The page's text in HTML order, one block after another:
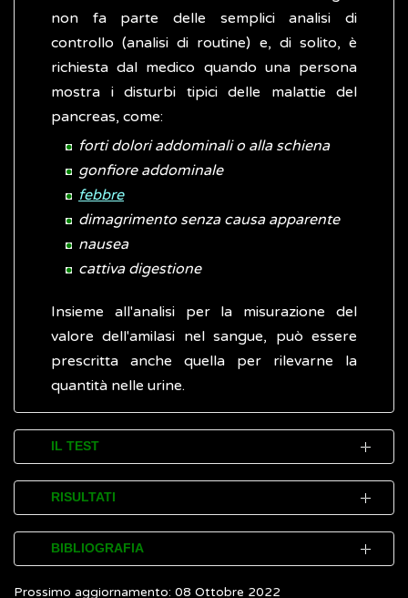
non fa parte delle semplici analisi di
controllo (analisi di routine) e, di solito, è
richiesta dal medico quando una persona
mostra i disturbi tipici delle malattie del
pancreas, come:
forti dolori addominali o alla schiena
gonfiore addominale
febbre
dimagrimento senza causa apparente
nausea
cattiva digestione
Insieme all'analisi per la misurazione del
valore dell'amilasi nel sangue, può essere
prescritta anche quella per rilevarne la
quantità nelle urine.
IL TEST
L'amilasi si misura attraverso un esame del
sangue e delle urine.
La misurazione della quantità di amilasi nel
sangue prende il nome diamilasemia
RISULTATI
Le quantità di amilasi possono essere
significativamente aumentate in presenza di
BIBLIOGRAFIA
Prossimo aggiornamento: 08 Ottobre 2022